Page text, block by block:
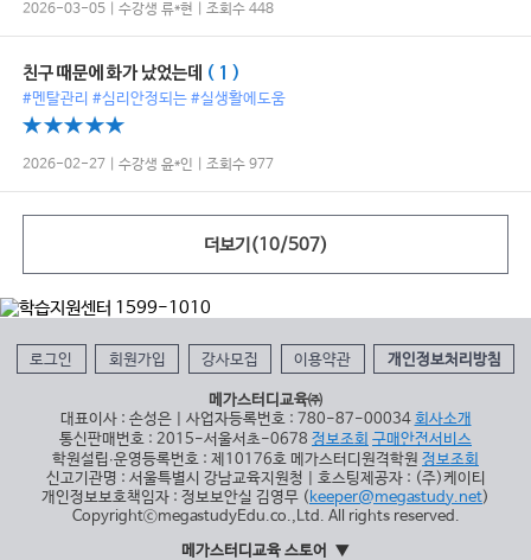
2026-03-05 | 수강생 류*현 | 조회수 448
친구 때문에 화가 났었는데 ( 1 )
#멘탈관리 #심리안정되는 #실생활에도움
2026-02-27 | 수강생 윤*인 | 조회수 977
더보기(10/507)
로그인 회원가입 강사모집 이용약관 개인정보처리방침
메가스터디교육㈜
대표이사 : 손성은 | 사업자등록번호 : 780-87-00034 회사소개
통신판매번호 : 2015-서울서초-0678 정보조회 구매안전서비스
학원설립∙운영등록번호 : 제10176호 메가스터디원격학원 정보조회
신고기관명 : 서울특별시 강남교육지원청 | 호스팅제공자 : (주)케이티
개인정보보호책임자 : 정보보안실 김영무 ( keeper@megastudy.net)
CopyrightⓒmegastudyEdu.co.,Ltd. All rights reserved.
메가스터디교육 스토어